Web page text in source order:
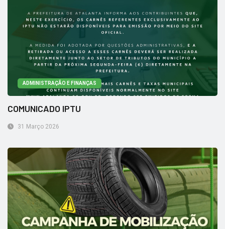
ADMINISTRAÇÃO E FINANÇAS
COMUNICADO IPTU
31 Março 2026